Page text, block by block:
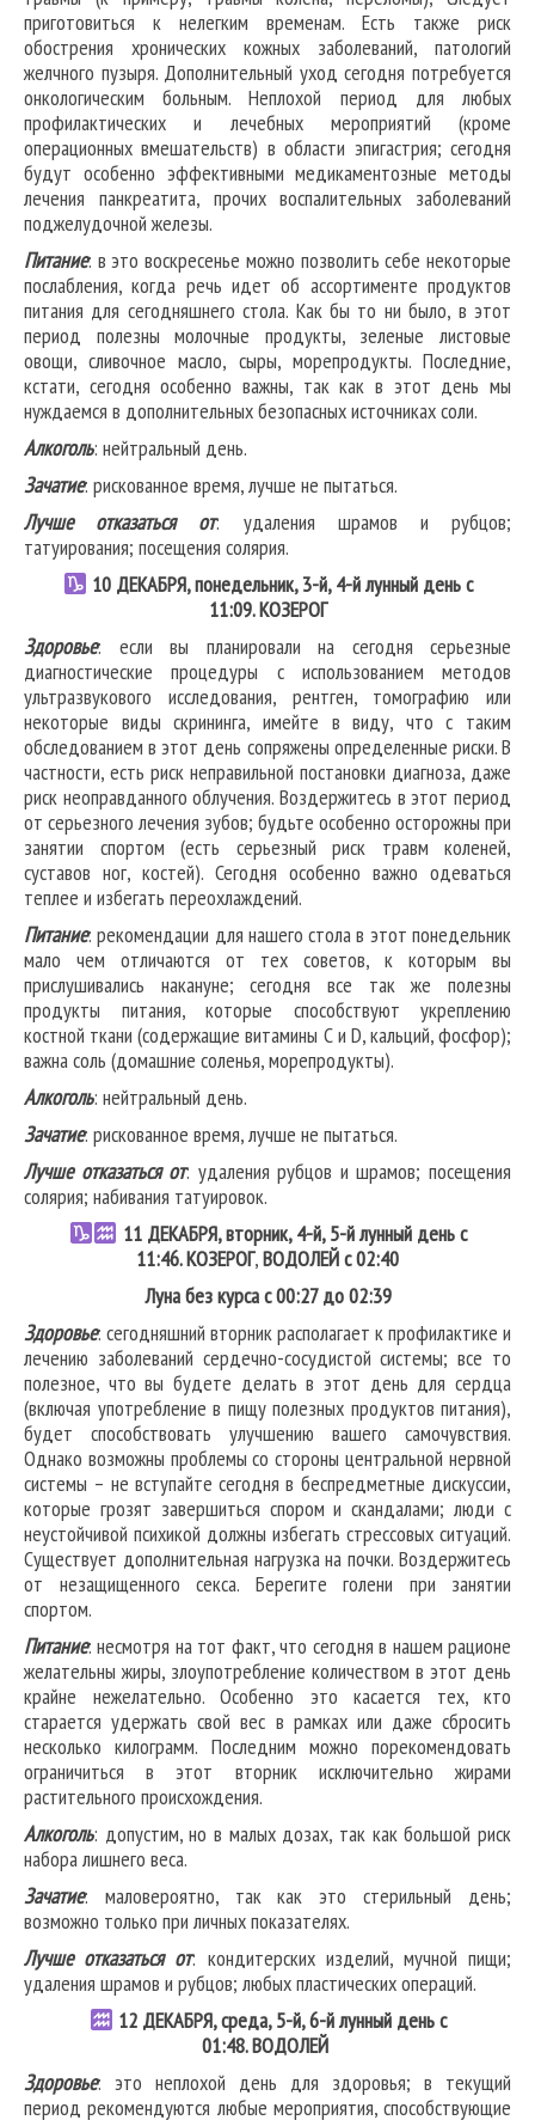
приготовиться к нелегким временам. Есть также риск
обострения хронических кожных заболеваний, патологий
желчного пузыря. Дополнительный уход сегодня потребуется
онкологическим больным. Неплохой период для любых
профилактических и лечебных мероприятий (кроме
операционных вмешательств) в области эпигастрия; сегодня
будут особенно эффективными медикаментозные методы
лечения панкреатита, прочих воспалительных заболеваний
поджелудочной железы.
Питание: в это воскресенье можно позволить себе некоторые
послабления, когда речь идет об ассортименте продуктов
питания для сегодняшнего стола. Как бы то ни было, в этот
период полезны молочные продукты, зеленые листовые
овощи, сливочное масло, сыры, морепродукты. Последние,
кстати, сегодня особенно важны, так как в этот день мы
нуждаемся в дополнительных безопасных источниках соли.
Алкоголь: нейтральный день.
Зачатие: рискованное время, лучше не пытаться.
Лучше отказаться от: удаления шрамов и рубцов;
татуирования; посещения солярия.
10 ДЕКАБРЯ, понедельник, 3-й, 4-й лунный день с
11:09.КОЗЕРОГ
Здоровье: если вы планировали на сегодня серьезные
диагностические процедуры с использованием методов
ультразвукового исследования, рентген, томографию или
некоторые виды скрининга, имейте в виду, что с таким
обследованием в этот день сопряжены определенные риски. В
частности, есть риск неправильной постановки диагноза, даже
риск неоправданного облучения. Воздержитесь в этот период
от серьезного лечения зубов; будьте особенно осторожны при
занятии спортом (есть серьезный риск травм коленей,
суставов ног, костей). Сегодня особенно важно одеваться
теплее и избегать переохлаждений.
Питание: рекомендации для нашего стола в этот понедельник
мало чем отличаются от тех советов, к которым вы
прислушивались накануне; сегодня все так же полезны
продукты питания, которые способствуют укреплению
костной ткани (содержащие витамины С и D, кальций, фосфор);
важна соль (домашние соленья, морепродукты).
Алкоголь: нейтральный день.
Зачатие: рискованное время, лучше не пытаться.
Лучше отказаться от: удаления рубцов и шрамов; посещения
солярия; набивания татуировок.
11 ДЕКАБРЯ, вторник, 4-й, 5-й лунный день с
11:46.КОЗЕРОГ,ВОДОЛЕЙс 02:40
Луна без курса с 00:27 до 02:39
Здоровье: сегодняшний вторник располагает к профилактике и
лечению заболеваний сердечно-сосудистой системы; все то
полезное, что вы будете делать в этот день для сердца
(включая употребление в пищу полезных продуктов питания),
будет способствовать улучшению вашего самочувствия.
Однако возможны проблемы со стороны центральной нервной
системы – не вступайте сегодня в беспредметные дискуссии,
которые грозят завершиться спором и скандалами; люди с
неустойчивой психикой должны избегать стрессовых ситуаций.
Существует дополнительная нагрузка на почки. Воздержитесь
от незащищенного секса. Берегите голени при занятии
спортом.
Питание: несмотря на тот факт, что сегодня в нашем рационе
желательны жиры, злоупотребление количеством в этот день
крайне нежелательно. Особенно это касается тех, кто
старается удержать свой вес в рамках или даже сбросить
несколько килограмм. Последним можно порекомендовать
ограничиться в этот вторник исключительно жирами
растительного происхождения.
Алкоголь: допустим, но в малых дозах, так как большой риск
набора лишнего веса.
Зачатие: маловероятно, так как это стерильный день;
возможно только при личных показателях.
Лучше отказаться от: кондитерских изделий, мучной пищи;
удаления шрамов и рубцов; любых пластических операций.
12 ДЕКАБРЯ, среда, 5-й, 6-й лунный день с
01:48.ВОДОЛЕЙ
Здоровье: это неплохой день для здоровья; в текущий
период рекомендуются любые мероприятия, способствующие